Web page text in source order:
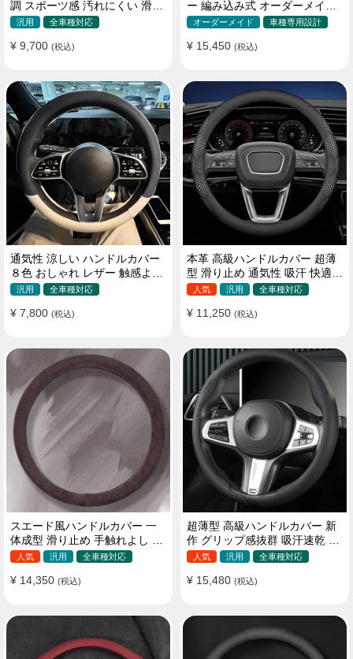
調 スポーツ感 汚れにくい 滑り
止め かっこいい 取り付け簡単
汎用 全車種対応
¥ 9,700 (税込)
ー 編み込み式 オーダーメイド
握り感抜群 操作性アップ
オーダーメイド 車種専用設計
¥ 15,450 (税込)
通気性 涼しい ハンドルカバー
８色 おしゃれ レザー 触感よく
シンブル 落ち着いた気品
汎用 全車種対応
¥ 7,800 (税込)
本革 高級ハンドルカバー 超薄
型 滑り止め 通気性 吸汗 快適
耐久性 四季汎用 35~40CM
人気 汎用 全車種対応
¥ 11,250 (税込)
スエード風ハンドルカバー 一
体成型 滑り止め 手触れよし 吸
汗 高級感 四季汎用 35~38CM
人気 汎用 全車種対応
¥ 14,350 (税込)
超薄型 高級ハンドルカバー 新
作 グリップ感抜群 吸汗速乾 ス
エード ナパレザー 通年使用
人気 汎用 全車種対応
¥ 15,480 (税込)